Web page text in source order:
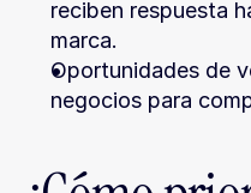
reciben respuesta
marca.
Oportunidades de
negocios para